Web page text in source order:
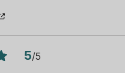
5/5